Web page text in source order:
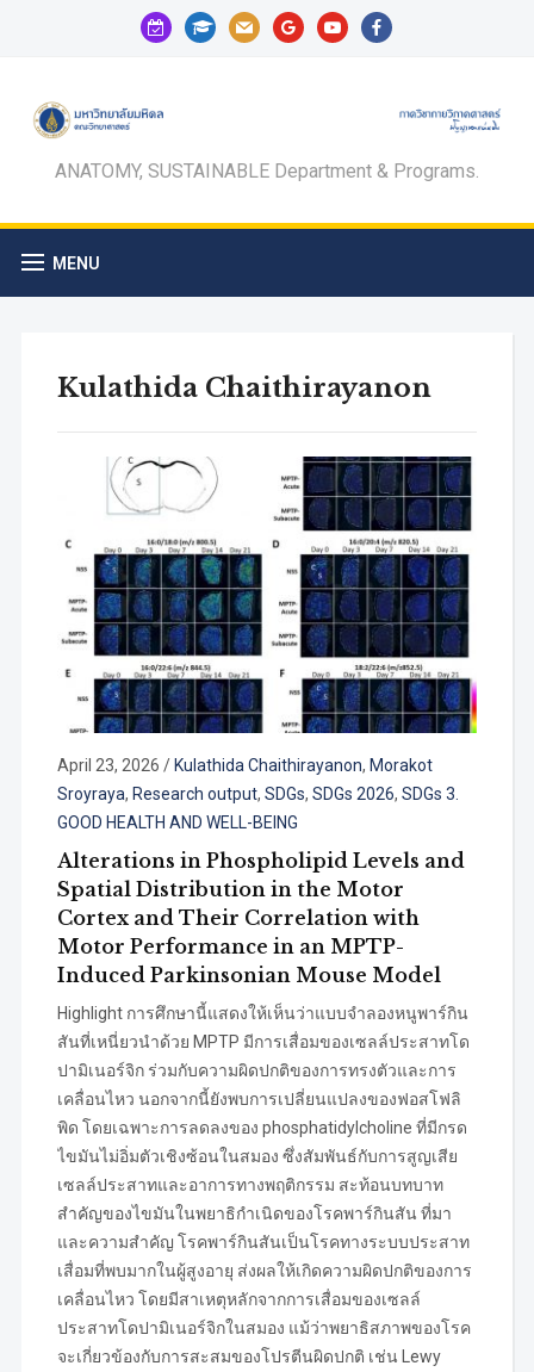
calendar-
check-
graduation-
cap
mail googleyoutubefacebook
ANATOMY, SUSTAINABLE Department & Programs.
MENU
Kulathida Chaithirayanon
April 23, 2026 / Kulathida Chaithirayanon, Morakot
Sroyraya, Research output, SDGs, SDGs 2026, SDGs 3.
GOOD HEALTH AND WELL-BEING
Alterations in Phospholipid Levels and
Spatial Distribution in the Motor
Cortex and Their Correlation with
Motor Performance in an MPTP-
Induced Parkinsonian Mouse Model
Highlight การศึกษานี้แสดงให้เห็นว่าแบบจำลองหนูพาร์กิน
สันที่เหนี่ยวนำด้วย MPTP มีการเสื่อมของเซลล์ประสาทโด
ปามิเนอร์จิก ร่วมกับความผิดปกติของการทรงตัวและการ
เคลื่อนไหว นอกจากนี้ยังพบการเปลี่ยนแปลงของฟอสโฟลิ
พิด โดยเฉพาะการลดลงของ phosphatidylcholine ที่มีกรด
ไขมันไม่อิ่มตัวเชิงซ้อนในสมอง ซึ่งสัมพันธ์กับการสูญเสีย
เซลล์ประสาทและอาการทางพฤติกรรม สะท้อนบทบาท
สำคัญของไขมันในพยาธิกำเนิดของโรคพาร์กินสัน ที่มา
และความสำคัญ โรคพาร์กินสันเป็นโรคทางระบบประสาท
เสื่อมที่พบมากในผู้สูงอายุ ส่งผลให้เกิดความผิดปกติของการ
เคลื่อนไหว โดยมีสาเหตุหลักจากการเสื่อมของเซลล์
ประสาทโดปามิเนอร์จิกในสมอง แม้ว่าพยาธิสภาพของโรค
จะเกี่ยวข้องกับการสะสมของโปรตีนผิดปกติ เช่น Lewy